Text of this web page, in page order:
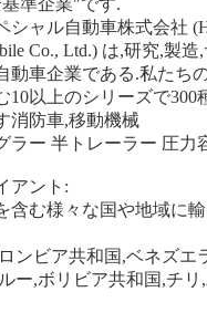
シャル自動車株式会社
Co., Ltd.) は,研究,製
動車企業である.私たち
10以上のシリーズで300
消防車,移動機械
ラー 半トレーラー 圧力
アント:
含む様々な国や地域に
ンビア共和国,ベネズエ
ー,ボリビア共和国,チ